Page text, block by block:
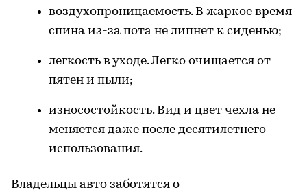
воздухопроницаемость. В жаркое время
спина из-за пота не липнет к сиденью;
легкость в уходе. Легко очищается от
пятен и пыли;
износостойкость. Вид и цвет чехла не
меняется даже после десятилетнего
использования.
Владельцы авто заботятся о